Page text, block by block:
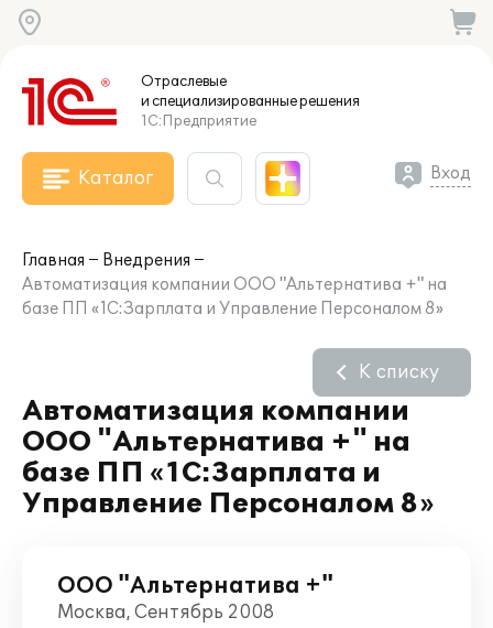
Отраслевые
и специализированныерешения
1С:Предприятие
Каталог Вход
Главная
Внедрения
Автоматизация компании ООО "Альтернатива +" на
базе ПП «1С:Зарплата и Управление Персоналом 8»
Автоматизация компании
ООО "Альтернатива +" на
базе ПП «1С:Зарплата и
Управление Персоналом 8»
К списку
ООО "Альтернатива +"
Москва, Сентябрь 2008